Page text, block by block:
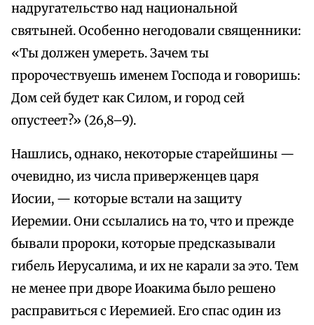
надругательство над национальной
святыней. Особенно негодовали священники:
«Ты должен умереть. Зачем ты
пророчествуешь именем Господа и говоришь:
Дом сей будет как Силом, и город сей
опустеет?» (26,8–9).
Нашлись, однако, некоторые старейшины —
очевидно, из числа приверженцев царя
Иосии, — которые встали на защиту
Иеремии. Они ссылались на то, что и прежде
бывали пророки, которые предсказывали
гибель Иерусалима, и их не карали за это. Тем
не менее при дворе Иоакима было решено
расправиться с Иеремией. Его спас один из